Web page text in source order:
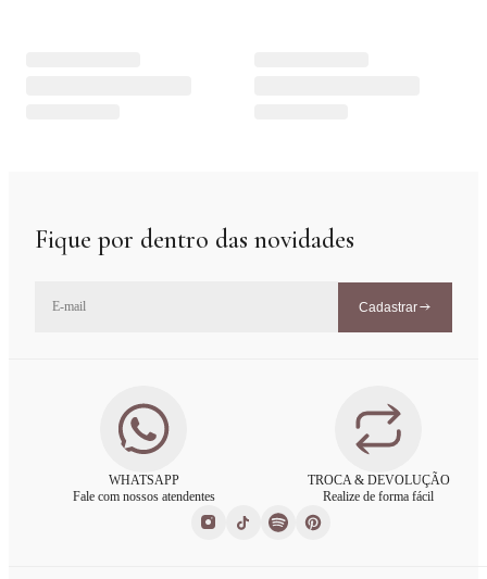
Fique por dentro das novidades
Cadastrar
WHATSAPP
Fale com nossos atendentes
TROCA & DEVOLUÇÃO
Realize de forma fácil